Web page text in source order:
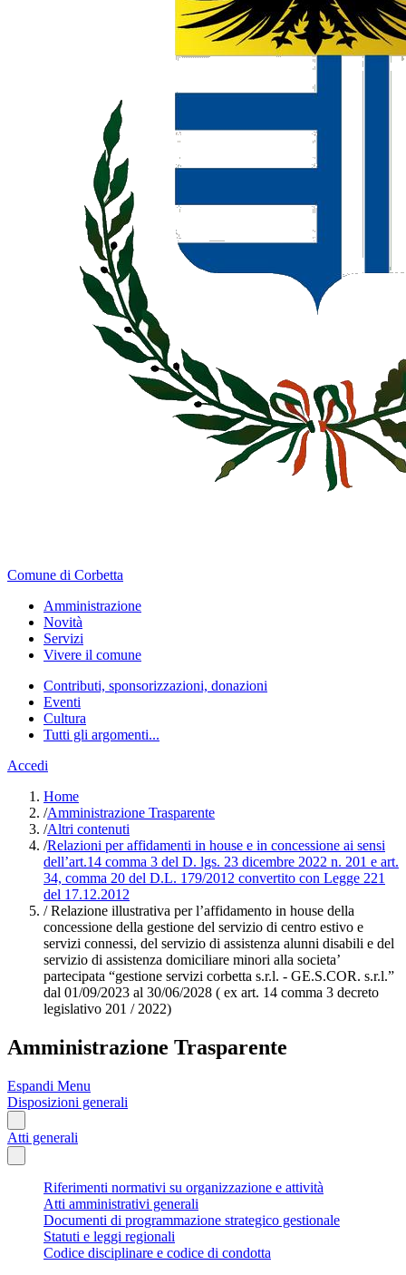
Comune di Corbetta
Amministrazione
Novità
Servizi
Vivere il comune
Contributi, sponsorizzazioni, donazioni
Eventi
Cultura
Tutti gli argomenti...
Accedi
Home
/Amministrazione Trasparente
/Altri contenuti
/Relazioni per affidamenti in house e in concessione ai sensi
dell’art.14 comma 3 del D. lgs. 23 dicembre 2022 n. 201 e art.
34, comma 20 del D.L. 179/2012 convertito con Legge 221
del 17.12.2012
/Relazione illustrativa per l’affidamento in house della
concessione della gestione del servizio di centro estivo e
servizi connessi, del servizio di assistenza alunni disabili e del
servizio di assistenza domiciliare minori alla societa’
partecipata “gestione servizi corbetta s.r.l. - GE.S.COR. s.r.l.”
dal 01/09/2023 al 30/06/2028 ( ex art. 14 comma 3 decreto
legislativo 201 / 2022)
Amministrazione Trasparente
Espandi Menu
Disposizioni generali
Atti generali
Riferimenti normativi su organizzazione e attività
Atti amministrativi generali
Documenti di programmazione strategico gestionale
Statuti e leggi regionali
Codice disciplinare e codice di condotta